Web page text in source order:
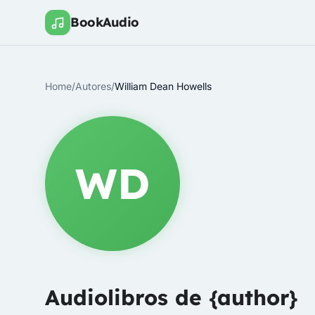
BookAudio
Home/Autores/William Dean Howells
WD
Audiolibros de {author}